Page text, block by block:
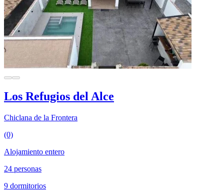
Los Refugios del Alce
Chiclana de la Frontera
(0)
Alojamiento entero
24 personas
9 dormitorios